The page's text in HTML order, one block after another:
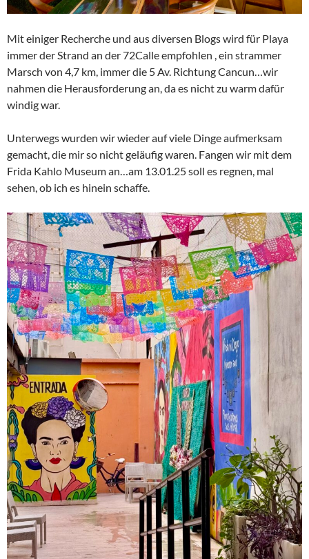
Mit einiger Recherche und aus diversen Blogs wird für Playa
immer der Strand an der 72Calle empfohlen , ein strammer
Marsch von 4,7 km, immer die 5 Av. Richtung Cancun…wir
nahmen die Herausforderung an, da es nicht zu warm dafür
windig war.
Unterwegs wurden wir wieder auf viele Dinge aufmerksam
gemacht, die mir so nicht geläufig waren. Fangen wir mit dem
Frida Kahlo Museum an…am 13.01.25 soll es regnen, mal
sehen, ob ich es hinein schaffe.